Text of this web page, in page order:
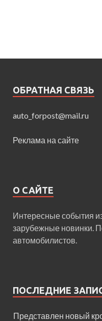
ОБРАТНАЯ СВЯЗЬ
auto_forpost@mail.ru
Реклама на сайте
О САЙТЕ
Интересные события
зарубежные новинки.
автомобилистов.
ПОСЛЕДНИЕ
Представлен новый